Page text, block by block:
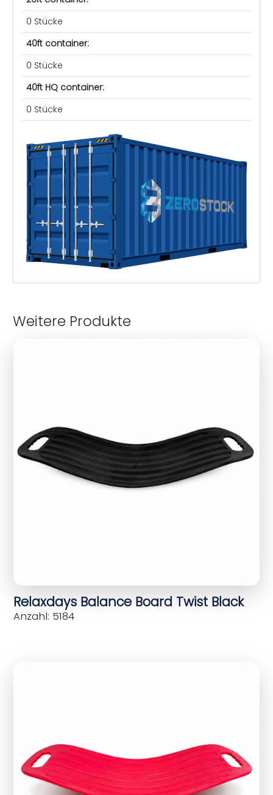
0 Stücke
40ft container:
0 Stücke
40ft HQ container:
0 Stücke
Weitere Produkte
Relaxdays Balance Board Twist Black
Anzahl: 5184